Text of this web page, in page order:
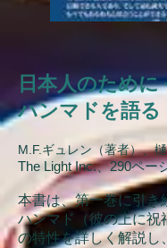
日本人のために
ハンマドを語る
M.F.ギュレン（著者）、
The Light Inc.、290ペー
本書は、第一巻に引き
ハンマド（彼の上に祝
の特性を詳しく解説し